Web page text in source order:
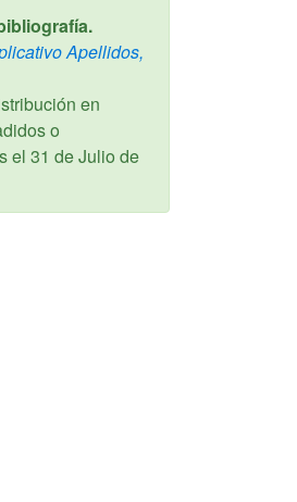
Apellidos,
en
o
el 31 de Julio de